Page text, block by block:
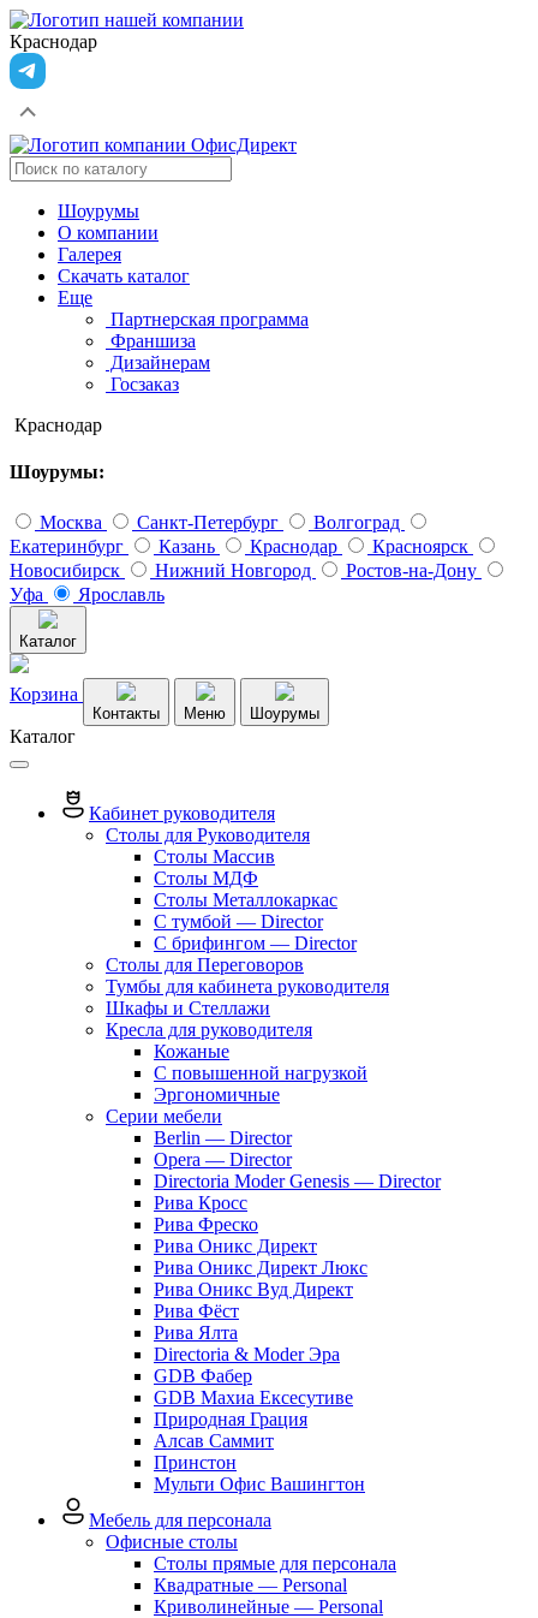
Краснодар
Шоурумы
О компании
Галерея
Скачать каталог
Еще
Партнерская программа
Франшиза
Дизайнерам
Госзаказ
Краснодар
Шоурумы:
Москва Санкт-Петербург
Волгоград
Екатеринбург
Казань Краснодар
Красноярск
Новосибирск
Нижний Новгород
Ростов-на-Дону
Уфа
Ярославль
Каталог
Корзина
Контакты Меню Шоурумы
Каталог
Кабинет руководителя
Столы для Руководителя
Столы Массив
Столы МДФ
Столы Металлокаркас
С тумбой — Director
C брифингом — Director
Столы для Переговоров
Тумбы для кабинета руководителя
Шкафы и Стеллажи
Кресла для руководителя
Кожаные
С повышенной нагрузкой
Эргономичные
Серии мебели
Berlin — Director
Opera — Director
Directoria Moder Genesis — Director
Рива Кросс
Рива Фреско
Рива Оникс Директ
Рива Оникс Директ Люкс
Рива Оникс Вуд Директ
Рива Фёст
Рива Ялта
Directoria & Moder Эра
GDB Фабер
GDB Махиа Ексесутиве
Природная Грация
Алсав Саммит
Принстон
Мульти Офис Вашингтон
Мебель для персонала
Офисные столы
Столы прямые для персонала
Квадратные — Personal
Криволинейные — Personal